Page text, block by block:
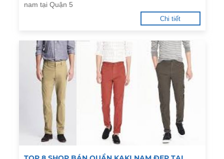
nam tại Quận 5
Chi tiết